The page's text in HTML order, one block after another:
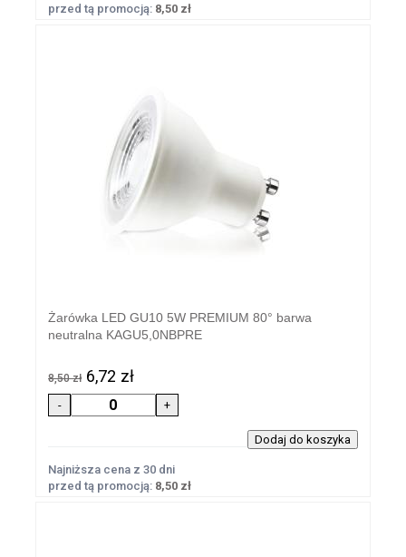
przed tą promocją: 8,50 zł
Żarówka LED GU10 5W PREMIUM 80° barwa
neutralna KAGU5,0NBPRE
8,50 zł 6,72 zł
Najniższa cena z 30 dni
przed tą promocją: 8,50 zł